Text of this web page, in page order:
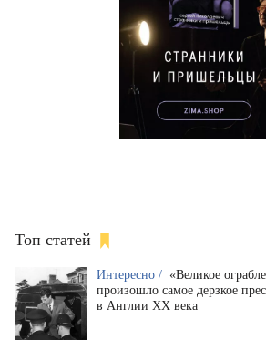
Топ статей
Интересно / «Великое
произошло самое дерзкое
в Англии XX века